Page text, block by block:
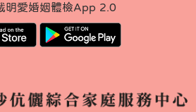
明愛婚姻體檢App 2.0